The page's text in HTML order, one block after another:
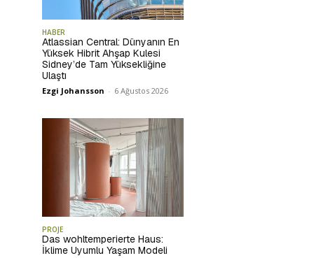
HABER
Atlassian Central: Dünyanın En
Yüksek Hibrit Ahşap Kulesi
Sidney’de Tam Yüksekliğine
Ulaştı
Ezgi Johansson - 6 Ağustos 2026
PROJE
Das wohltemperierte Haus:
İklime Uyumlu Yaşam Modeli